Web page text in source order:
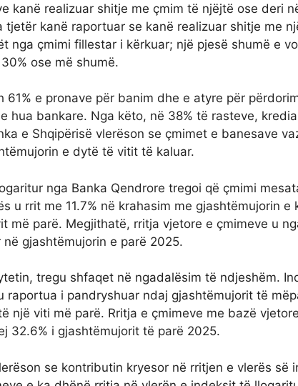
kanë realizuar shitje me çmim të njëjtë ose deri
tjetër kanë raportuar se kanë realizuar shitje me
nga çmimi fillestar i kërkuar; një pjesë shumë e
ose më shumë.
61% e pronave për banim dhe e atyre për
hua bankare. Nga këto, në 38% të rasteve,
e Shqipërisë vlerëson se çmimet e banesave
e dytë të vitit të kaluar.
nga Banka Qendrore tregoi që çmimi
u rrit me 11.7% në krahasim me gjashtëmujorin e
më parë. Megjithatë, rritja vjetore e çmimeve u
në gjashtëmujorin e parë 2025.
tregu shfaqet në ngadalësim të ndjeshëm.
raportua i pandryshuar ndaj gjashtëmujorit të
një viti më parë. Rritja e çmimeve me bazë
32.6% i gjashtëmujorit të parë 2025.
se kontributin kryesor në rritjen e vlerës së